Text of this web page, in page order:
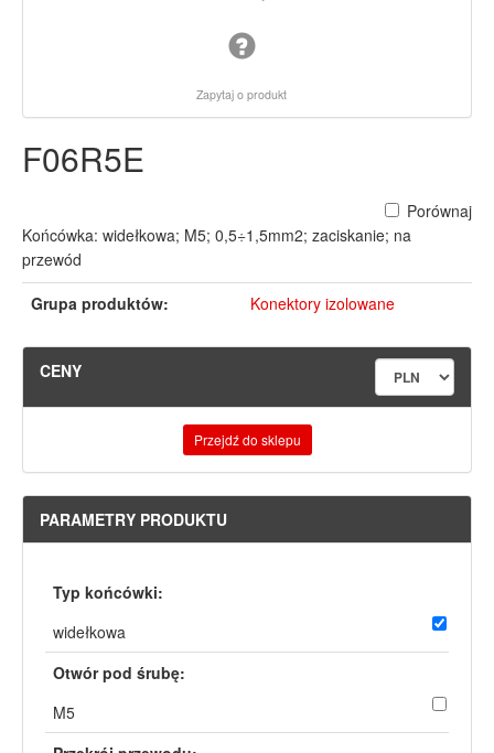
Zapytaj o produkt
F06R5E
Porównaj
Końcówka: widełkowa; M5; 0,5÷1,5mm2; zaciskanie; na
przewód
Grupa produktów:
Konektory izolowane
CENY
Przejdź do sklepu
PARAMETRY PRODUKTU
Typ końcówki:
widełkowa
Otwór pod śrubę:
M5